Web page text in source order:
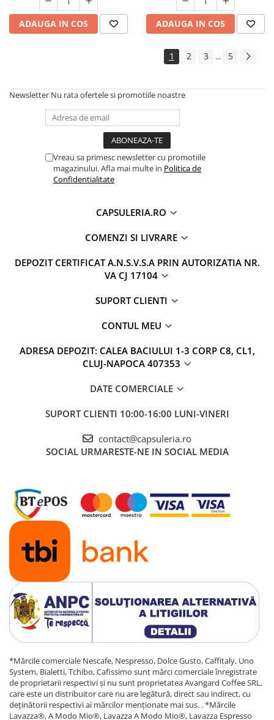
ADAUGA IN COS ADAUGA IN COS
1 2 3 ... 5
Newsletter Nu rata ofertele si promotiile noastre
Vreau sa primesc newsletter cu promotiile
magazinului. Afla mai multe in Politica de
Confidentialitate
CAPSULERIA.RO
COMENZI SI LIVRARE
DEPOZIT CERTIFICAT A.N.S.V.S.A PRIN AUTORIZATIA NR.
VA CJ 17104
SUPORT CLIENTI
CONTUL MEU
ADRESA DEPOZIT: CALEA BACIULUI 1-3 CORP C8, CL1,
CLUJ-NAPOCA 407353
DATE COMERCIALE
SUPORT CLIENTI 10:00-16:00 LUNI-VINERI
contact@capsuleria.ro
SOCIAL URMARESTE-NE IN SOCIAL MEDIA
*Mărcile comerciale Nescafe, Nespresso, Dolce Gusto, Caffitaly, Uno
System, Bialetti, Tchibo, Cafissimo sunt mărci comerciale înregistrate
de proprietarii respectivi și nu sunt proprietatea Avangard Coffee SRL,
care este un distribuitor care nu are legătură, direct sau indirect, cu
deținătorii respectivi ai mărcilor menționate mai sus. . *Mărcile
Lavazza®, A Modo Mio®, Lavazza A Modo Mio®, Lavazza Espresso